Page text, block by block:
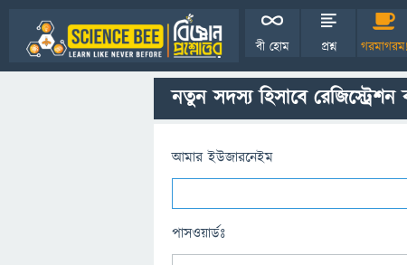
বী হোম প্রশ্ন গরমাগরম!
নতুন সদস্য হিসাবে
আমার ইউজারনেইম
পাসওয়ার্ডঃ